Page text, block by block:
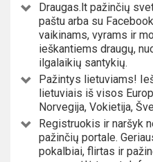
Draugas.lt pažinčių
paštu arba su
vaikinams, vyrams ir
ieškantiems draugų,
ilgalaikių santykių.
Pažintys lietuviams!
lietuviais iš visos
Norvegija, Vokietija,
Registruokis ir naršyk
pažinčių portale.
pokalbiai, flirtas ir